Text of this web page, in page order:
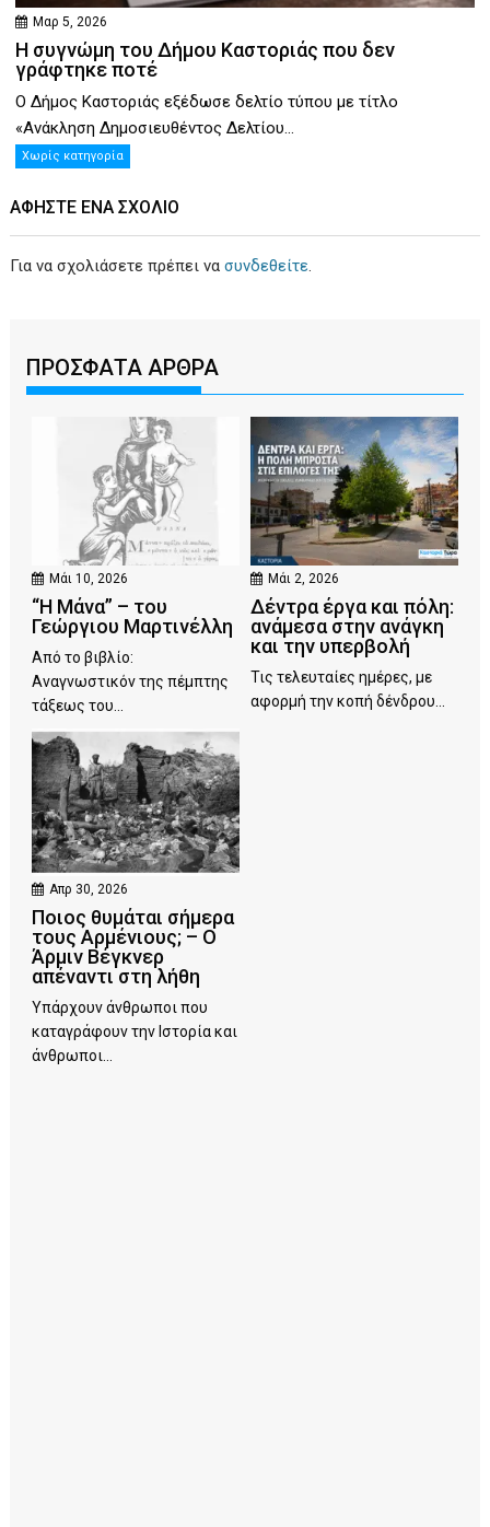
Μαρ 5, 2026
Η συγνώμη του Δήμου Καστοριάς που δεν
γράφτηκε ποτέ
Ο Δήμος Καστοριάς εξέδωσε δελτίο τύπου με τίτλο
«Ανάκληση Δημοσιευθέντος Δελτίου...
Χωρίς κατηγορία
ΑΦΉΣΤΕ ΕΝΑ ΣΧΌΛΙΟ
Για να σχολιάσετε πρέπει νασυνδεθείτε.
ΠΡΟΣΦΑΤΑ ΑΡΘΡΑ
Μάι 10, 2026
“Η Μάνα” – του
Γεώργιου Μαρτινέλλη
Από το βιβλίο:
Αναγνωστικόν της πέμπτης
τάξεως του...
Μάι 2, 2026
Δέντρα έργα και πόλη:
ανάμεσα στην ανάγκη
και την υπερβολή
Τις τελευταίες ημέρες, με
αφορμή την κοπή δένδρου...
Απρ 30, 2026
Ποιος θυμάται σήμερα
τους Αρμένιους; – Ο
Άρμιν Βέγκνερ
απέναντι στη λήθη
Υπάρχουν άνθρωποι που
καταγράφουν την Ιστορία και
άνθρωποι...